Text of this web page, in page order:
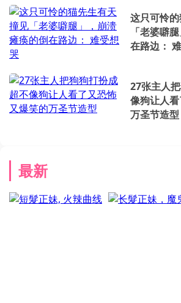
这只可怜
「老婆噼
在路边：
27张主人
像狗让人
万圣节造型
最新